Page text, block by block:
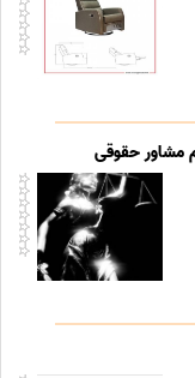
مشاور حقوقی